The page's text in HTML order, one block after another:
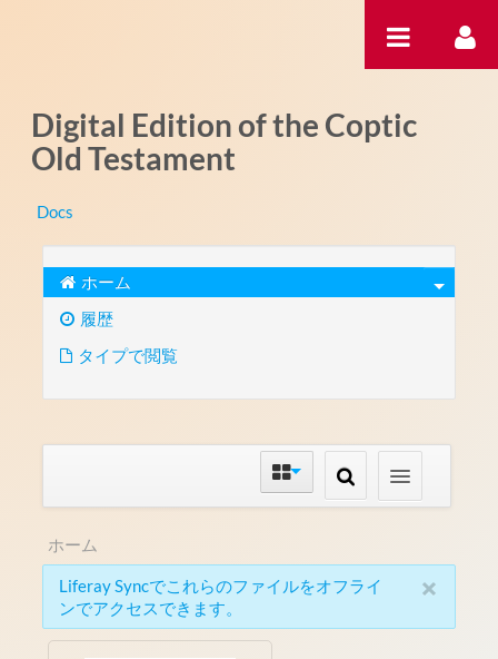
Digital Edition of the Coptic
Old Testament
Docs
ホーム
履歴
タイプで閲覧
ホーム
×
Liferay Syncでこれらのファイルをオフライ
ンでアクセスできます。